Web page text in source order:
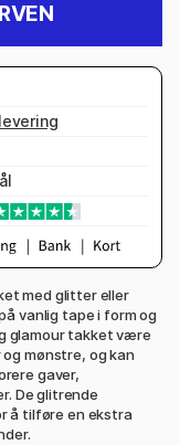
med glitter eller
vanlig tape i form og
glamour takket være
mønstre, og kan
gaver,
De glitrende
å tilføre en ekstra